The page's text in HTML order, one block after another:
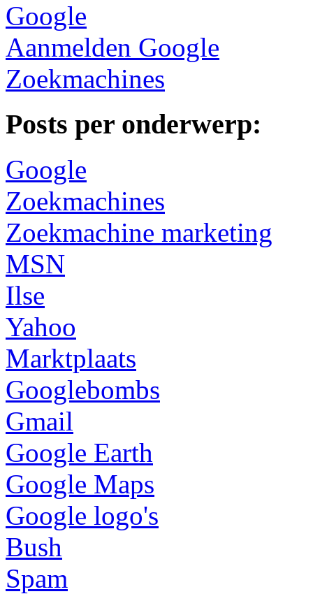
Google
Aanmelden Google
Zoekmachines
Posts per onderwerp:
Google
Zoekmachines
Zoekmachine marketing
MSN
Ilse
Yahoo
Marktplaats
Googlebombs
Gmail
Google Earth
Google Maps
Google logo's
Bush
Spam